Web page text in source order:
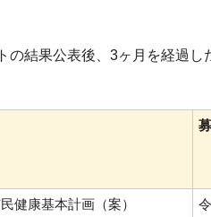
の結果公表後、3ヶ月を経過し
健康基本計画（案）